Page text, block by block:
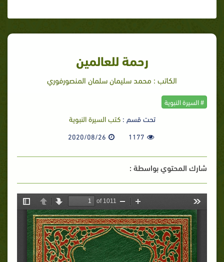
رحمة للعالمين
الكاتب : محمد سليمان سلمان المنصورفوري
# السيرة النبوية
تحت قسم :كتب السيرة النبوية
1177
2020/08/26
شارك المحتوي بواسطة :